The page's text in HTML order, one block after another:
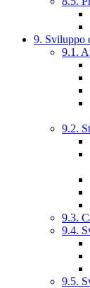
9. Sviluppo
9.1.
9.2.
9.3.
9.4.
9.5.